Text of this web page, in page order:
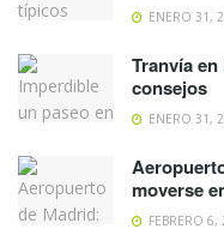
ENERO 31,
Tranvía
consejos
ENERO 31,
moverse
FEBRERO 6,